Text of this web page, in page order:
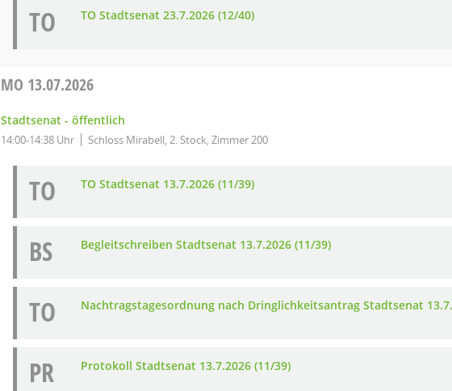
TO TO Stadtsenat 23.7.2026 (12/40)
MO 13.07.2026
Stadtsenat - öffentlich
14:00-14:38 Uhr Schloss Mirabell, 2. Stock, Zimmer 200
TO TO Stadtsenat 13.7.2026 (11/39)
BS Begleitschreiben Stadtsenat 13.7.2026 (11/39)
TO Nachtragstagesordnung nach Dringlichkeitsantrag Stadtsenat
PR Protokoll Stadtsenat 13.7.2026 (11/39)